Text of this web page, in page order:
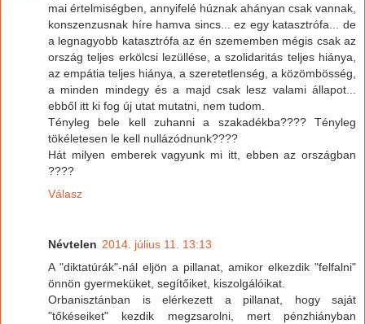
mai értelmiségben, annyifelé húznak ahányan csak vannak,
konszenzusnak híre hamva sincs... ez egy katasztrófa... de
a legnagyobb katasztrófa az én szememben mégis csak az
ország teljes erkölcsi lezüllése, a szolidaritás teljes hiánya,
az empátia teljes hiánya, a szeretetlenség, a közömbösség,
a minden mindegy és a majd csak lesz valami állapot...
ebből itt ki fog új utat mutatni, nem tudom.
Tényleg bele kell zuhanni a szakadékba???? Tényleg
tökéletesen le kell nullázódnunk????
Hát milyen emberek vagyunk mi itt, ebben az országban
????
Válasz
Névtelen 2014. július 11. 13:13
A "diktatúrák"-nál eljön a pillanat, amikor elkezdik "felfalni"
önnön gyermeküket, segítőiket, kiszolgálóikat.
Orbanisztánban is elérkezett a pillanat, hogy saját
"tőkéseiket" kezdik megzsarolni, mert pénzhiányban